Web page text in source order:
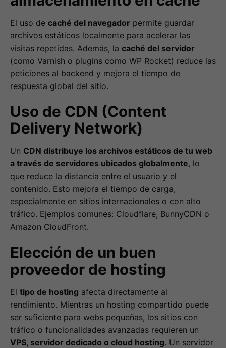
El uso de caché del navegador permite guardar
archivos estáticos localmente para acelerar las
visitas repetidas. Además, la caché del servidor
(como Varnish o plugins como WP Rocket) reduce las
peticiones al backend y mejora el tiempo de
respuesta global del sitio.
Uso de CDN (Content
Delivery Network)
Un CDN distribuye los archivos estáticos de tu web
a través de servidores ubicados globalmente, lo
que reduce la distancia entre el usuario y el
contenido. Esto mejora el tiempo de carga,
especialmente en sitios internacionales o con alto
tráfico. Ejemplos comunes: Cloudflare, BunnyCDN o
Amazon CloudFront.
Elección de un buen
proveedor de hosting
El tipo de hosting afecta directamente al
rendimiento. Mientras un hosting compartido puede
ser suficiente para webs pequeñas, los sitios con
tráfico o funcionalidades avanzadas requieren un
VPS, servidor dedicado o cloud hosting. Un servidor